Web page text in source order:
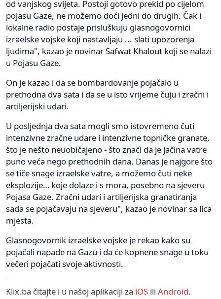
od vanjskog svijeta. Postoji gotovo prekid po cijelom
pojasu Gaze, ne možemo doći jedni do drugih. Čak i
lokalne radio postaje prisluškuju glasnogovornici
izraelske vojske koji nastavljaju ... slati upozorenja
ljudima", kazao je novinar Safwat Khalout koji se nalazi
u Pojasu Gaze.
On je kazao i da se bombardovanje pojačalo u
prethodna dva sata i da se u isto vrijeme čuju i zračni i
artiljerijski udari.
U posljednja dva sata mogli smo istovremeno čuti
intenzivne zračne udare i intenzivne topničke granate,
što je nešto neuobičajeno - što znači da je jačina vatre
puno veća nego prethodnih dana. Danas je najgore što
se tiče snage izraelske vatre, a možemo čuti neke
eksplozije… koje dolaze i s mora, posebno na sjeveru
Pojasa Gaze. Zračni udari i artiljerijska granatiranja
sada se pojačavaju na sjeveru", kazao je novinar sa lica
mjesta.
Glasnogovornik izraelske vojske je rekao kako su
pojačali napade na Gazu i da će kopnene snage u toku
večeri pojačati svoje aktivnosti.
Klix.ba čitajte i u našoj aplikaciji za iOS ili Android.